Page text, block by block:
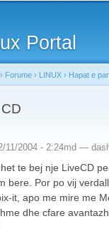
Portal
here
› Forume › LINUX › Hapat e
11/2004 - 2:24md —
te bej nje LiveCD
bere. Por po vij
it, apo me mire me
dhe cfare